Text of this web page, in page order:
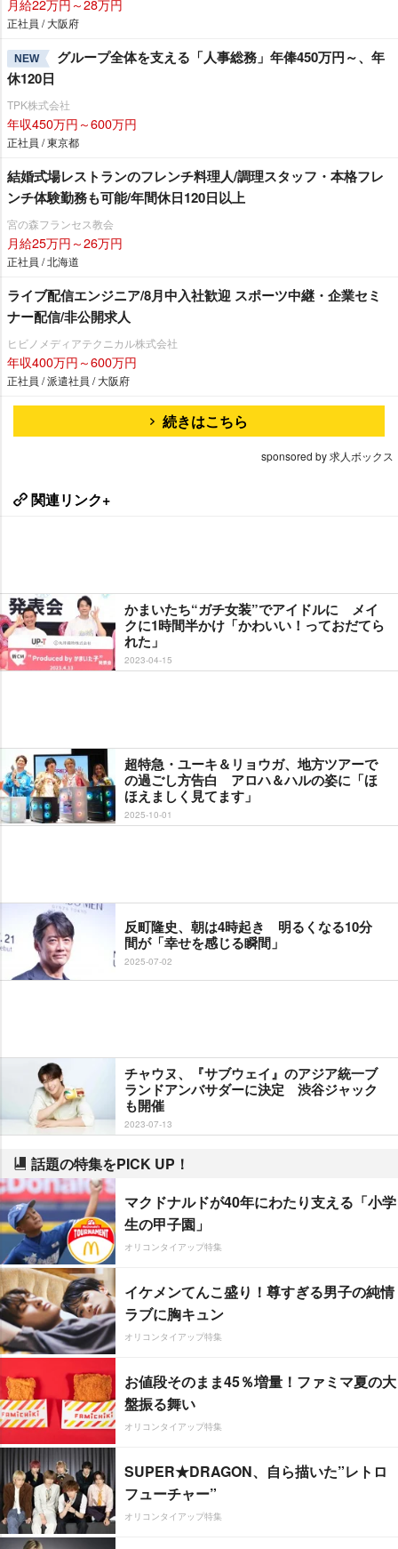
月給22万円～28万円
正社員 / 大阪府
NEW
グループ全体を支える「人事総務」年俸450万円～、年
休120日
TPK株式会社
年収450万円～600万円
正社員 / 東京都
結婚式場レストランのフレンチ料理人/調理スタッフ・本格フレ
ンチ体験勤務も可能/年間休日120日以上
宮の森フランセス教会
月給25万円～26万円
正社員 / 北海道
ライブ配信エンジニア/8月中入社歓迎 スポーツ中継・企業セミ
ナー配信/非公開求人
ヒビノメディアテクニカル株式会社
年収400万円～600万円
正社員 / 派遣社員 / 大阪府
続きはこちら
sponsored by 求人ボックス
関連リンク+
かまいたち“ガチ女装”でアイドルに メイ
クに1時間半かけ「かわいい！っておだてら
れた」
2023-04-15
超特急・ユーキ＆リョウガ、地方ツアーで
の過ごし方告白 アロハ＆ハルの姿に「ほ
ほえましく見てます」
2025-10-01
反町隆史、朝は4時起き 明るくなる10分
間が「幸せを感じる瞬間」
2025-07-02
チャウヌ、『サブウェイ』のアジア統一ブ
ランドアンバサダーに決定 渋谷ジャック
も開催
2023-07-13
話題の特集をPICK UP！
マクドナルドが40年にわたり支える「小学
生の甲子園」
オリコンタイアップ特集
イケメンてんこ盛り！尊すぎる男子の純情
ラブに胸キュン
オリコンタイアップ特集
お値段そのまま45％増量！ファミマ夏の大
盤振る舞い
オリコンタイアップ特集
SUPER★DRAGON、自ら描いた”レトロ
フューチャー”
オリコンタイアップ特集